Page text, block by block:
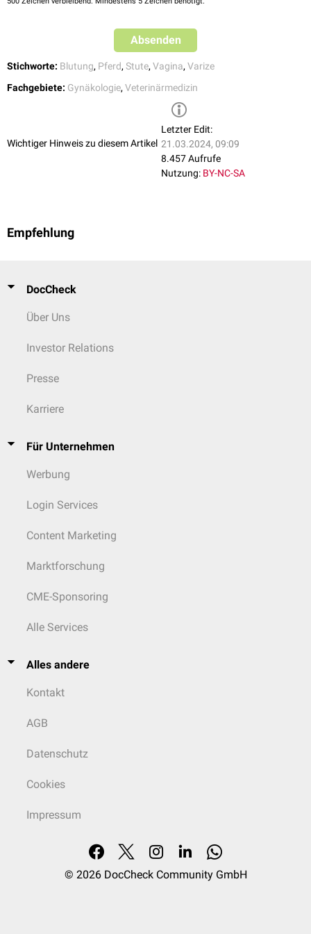
Absenden
Stichworte: Blutung, Pferd, Stute, Vagina, Varize
Fachgebiete: Gynäkologie, Veterinärmedizin
Wichtiger Hinweis zu diesem Artikel
Letzter Edit:
21.03.2024, 09:09
8.457 Aufrufe
Nutzung: BY-NC-SA
Empfehlung
DocCheck
Über Uns
Investor Relations
Presse
Karriere
Für Unternehmen
Werbung
Login Services
Content Marketing
Marktforschung
CME-Sponsoring
Alle Services
Alles andere
Kontakt
AGB
Datenschutz
Cookies
Impressum
© 2026 DocCheck Community GmbH